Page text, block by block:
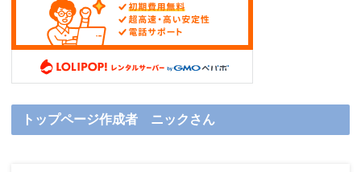
トップページ作成者 ニックさん